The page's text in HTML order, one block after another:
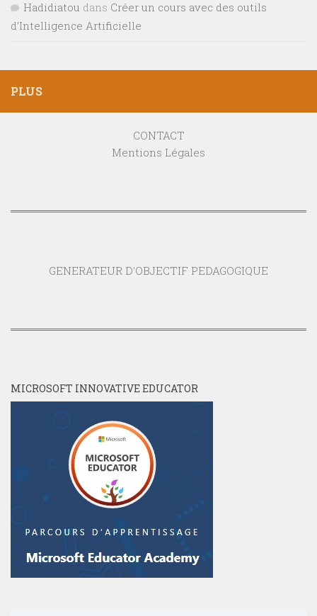
Hadidiatou dans Créer un cours avec des outils
d’Intelligence Artificielle
PLUS
CONTACT
Mentions Légales
GENERATEUR D'OBJECTIF PEDAGOGIQUE
MICROSOFT INNOVATIVE EDUCATOR